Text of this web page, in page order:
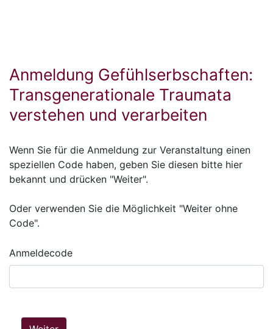
Anmeldung Gefühlserbschaften:
Transgenerationale Traumata
verstehen und verarbeiten
Wenn Sie für die Anmeldung zur Veranstaltung einen
speziellen Code haben, geben Sie diesen bitte hier
bekannt und drücken "Weiter".
Oder verwenden Sie die Möglichkeit "Weiter ohne
Code".
Anmeldecode